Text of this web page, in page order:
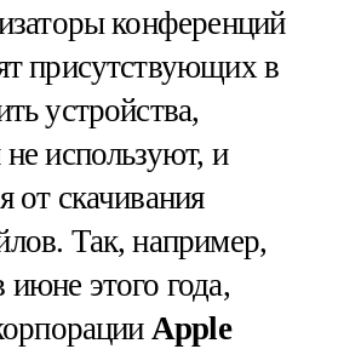
конференций
присутствующих в
устройства,
используют, и
от скачивания
Так, например,
этого года,
Apple